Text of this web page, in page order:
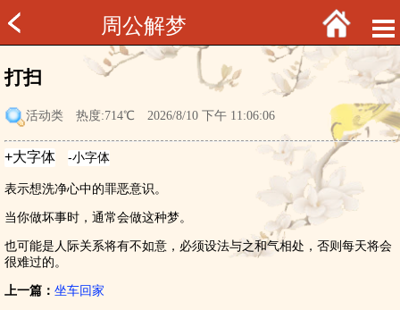
周公解梦
打扫
活动类 热度:714℃ 2026/8/10 下午 11:06:06
表示想洗净心中的罪恶意识。
当你做坏事时，通常会做这种梦。
也可能是人际关系将有不如意，必须设法与之和气相处，否则每天将会
很难过的。
上一篇： 坐车回家